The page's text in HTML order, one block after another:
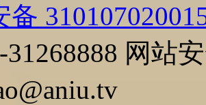
网站